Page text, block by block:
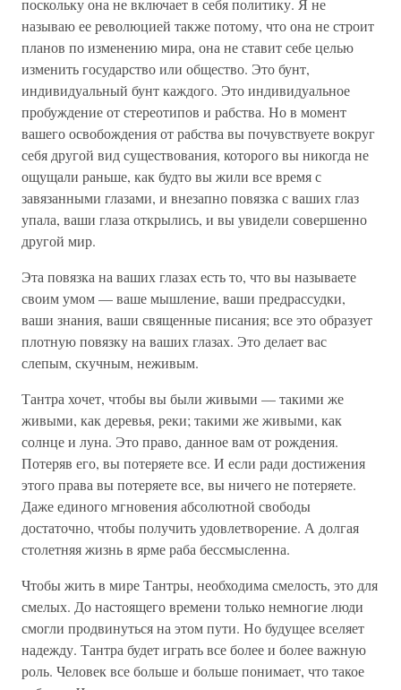
поскольку она не включает в себя политику. Я не
называю ее революцией также потому, что она не строит
планов по изменению мира, она не ставит себе целью
изменить государство или общество. Это бунт,
индивидуальный бунт каждого. Это индивидуальное
пробуждение от стереотипов и рабства. Но в момент
вашего освобождения от рабства вы почувствуете вокруг
себя другой вид существования, которого вы никогда не
ощущали раньше, как будто вы жили все время с
завязанными глазами, и внезапно повязка с ваших глаз
упала, ваши глаза открылись, и вы увидели совершенно
другой мир.
Эта повязка на ваших глазах есть то, что вы называете
своим умом — ваше мышление, ваши предрассудки,
ваши знания, ваши священные писания; все это образует
плотную повязку на ваших глазах. Это делает вас
слепым, скучным, неживым.
Тантра хочет, чтобы вы были живыми — такими же
живыми, как деревья, реки; такими же живыми, как
солнце и луна. Это право, данное вам от рождения.
Потеряв его, вы потеряете все. И если ради достижения
этого права вы потеряете все, вы ничего не потеряете.
Даже единого мгновения абсолютной свободы
достаточно, чтобы получить удовлетворение. А долгая
столетняя жизнь в ярме раба бессмысленна.
Чтобы жить в мире Тантры, необходима смелость, это для
смелых. До настоящего времени только немногие люди
смогли продвинуться на этом пути. Но будущее вселяет
надежду. Тантра будет играть все более и более важную
роль. Человек все больше и больше понимает, что такое